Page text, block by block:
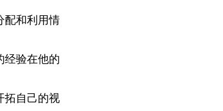
配和利用情
经验在他的
拓自己的视